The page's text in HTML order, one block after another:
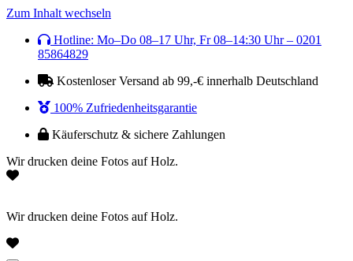
Zum Inhalt wechseln
Hotline: Mo–Do 08–17 Uhr, Fr 08–14:30 Uhr – 0201
85864829
Kostenloser Versand ab 99,-€ innerhalb Deutschland
100% Zufriedenheitsgarantie
Käuferschutz & sichere Zahlungen
Wir drucken deine Fotos auf Holz.
Wir drucken deine Fotos auf Holz.